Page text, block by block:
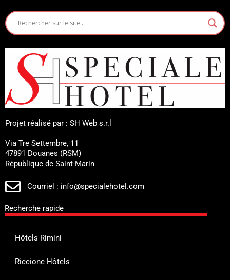
Projet réalisé par : SH Web s.r.l
Via Tre Settembre, 11
47891 Douanes (RSM)
République de Saint-Marin
Courriel : info@specialehotel.com
Recherche rapide
Hôtels Rimini
Riccione Hôtels